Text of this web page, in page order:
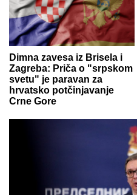
Dimna zavesa iz Brisela i
Zagreba: Priča o "srpskom
svetu" je paravan za
hrvatsko potčinjavanje
Crne Gore